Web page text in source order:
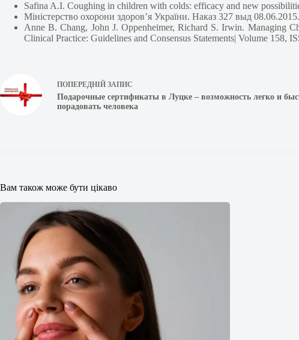
Safina A.I. Coughing in children with colds: efficacy and new
Міністерство охорони здоров’я України. Наказ 327 выд
Anne B. Chang, John J. Oppenheimer, Richard S. Irwin. Managing
Clinical Practice: Guidelines and Consensus Statements| Volume 158,
ПОПЕРЕДНІЙ ЗАПИС
Подарочные сертификаты в Луцке – возможность легко и
порадовать человека
Вам також може бути цікаво